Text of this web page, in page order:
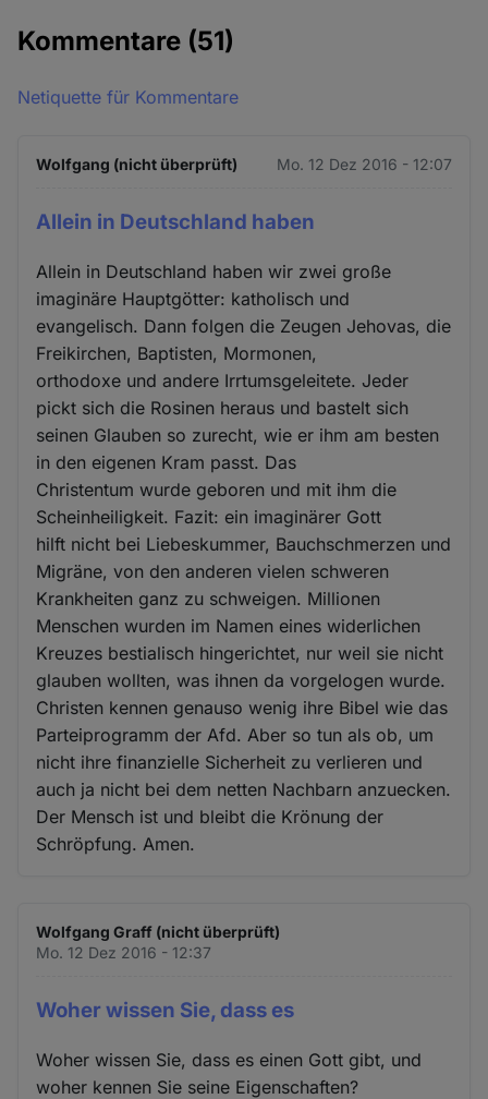
Kommentare (51)
Netiquette für Kommentare
Wolfgang (nicht überprüft) Mo. 12 Dez 2016 - 12:07
Allein in Deutschland haben
Allein in Deutschland haben wir zwei große
imaginäre Hauptgötter: katholisch und
evangelisch. Dann folgen die Zeugen Jehovas, die
Freikirchen, Baptisten, Mormonen,
orthodoxe und andere Irrtumsgeleitete. Jeder
pickt sich die Rosinen heraus und bastelt sich
seinen Glauben so zurecht, wie er ihm am besten
in den eigenen Kram passt. Das
Christentum wurde geboren und mit ihm die
Scheinheiligkeit. Fazit: ein imaginärer Gott
hilft nicht bei Liebeskummer, Bauchschmerzen und
Migräne, von den anderen vielen schweren
Krankheiten ganz zu schweigen. Millionen
Menschen wurden im Namen eines widerlichen
Kreuzes bestialisch hingerichtet, nur weil sie nicht
glauben wollten, was ihnen da vorgelogen wurde.
Christen kennen genauso wenig ihre Bibel wie das
Parteiprogramm der Afd. Aber so tun als ob, um
nicht ihre finanzielle Sicherheit zu verlieren und
auch ja nicht bei dem netten Nachbarn anzuecken.
Der Mensch ist und bleibt die Krönung der
Schröpfung. Amen.
Wolfgang Graff (nicht überprüft)
Mo. 12 Dez 2016 - 12:37
Woher wissen Sie, dass es
Woher wissen Sie, dass es einen Gott gibt, und
woher kennen Sie seine Eigenschaften?